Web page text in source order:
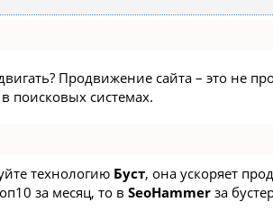
Продвижение сайта – это не
поисковых системах.
технологию Буст, она ускоряет
за месяц, то в SeoHammer за